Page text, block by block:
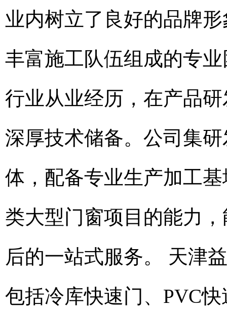
业内树立了良好的品牌
丰富施工队伍组成的专
行业从业经历，在产品
深厚技术储备。公司集
体，配备专业生产加工
类大型门窗项目的能力
后的一站式服务。 天津
包括冷库快速门、PVC